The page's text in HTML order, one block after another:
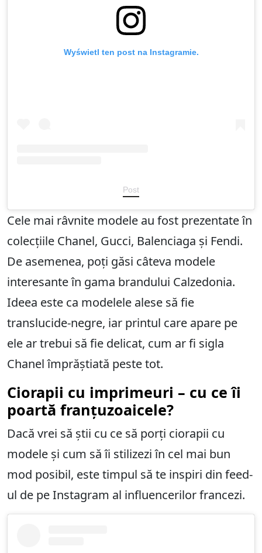
Wyświetl ten post na Instagramie.
Post
Cele mai râvnite modele au fost prezentate în
colecțiile Chanel, Gucci, Balenciaga și Fendi.
De asemenea, poți găsi câteva modele
interesante în gama brandului Calzedonia.
Ideea este ca modelele alese să fie
translucide-negre, iar printul care apare pe
ele ar trebui să fie delicat, cum ar fi sigla
Chanel împrăștiată peste tot.
Ciorapii cu imprimeuri – cu ce îi
poartă franțuzoaicele?
Dacă vrei să știi cu ce să porți ciorapii cu
modele și cum să îi stilizezi în cel mai bun
mod posibil, este timpul să te inspiri din feed-
ul de pe Instagram al influencerilor francezi.